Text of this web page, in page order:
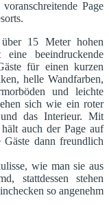
Page
15 Meter hohen
beeindruckende
für einen kurzen
helle Wandfarben,
und leichte
sich wie ein roter
das Interieur. Mit
auch der Page auf
dann freundlich
wie man sie aus
stattdessen stehen
so angenehm